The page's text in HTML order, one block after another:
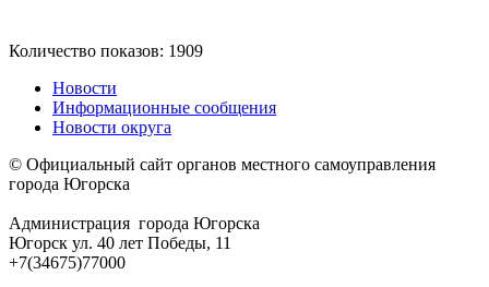
Количество показов: 1909
Новости
Информационные сообщения
Новости округа
© Официальный сайт органов местного самоуправления
города Югорска
Администрация города Югорска
Югорск ул. 40 лет Победы, 11
+7(34675)77000